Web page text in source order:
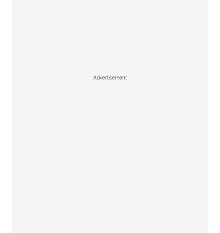
Advertisement